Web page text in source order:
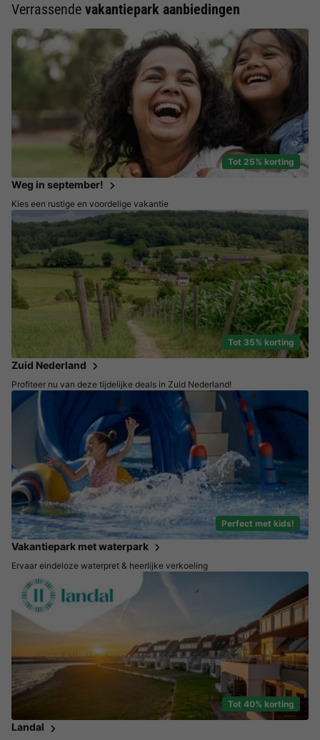
Verrassende vakantiepark aanbiedingen
Tot 25% korting
Weg in september!
Kies een rustige en voordelige vakantie
Tot 35% korting
Zuid Nederland
Profiteer nu van deze tijdelijke deals in Zuid Nederland!
Perfect met kids!
Vakantiepark met waterpark
Ervaar eindeloze waterpret & heerlijke verkoeling
Tot 40% korting
Landal